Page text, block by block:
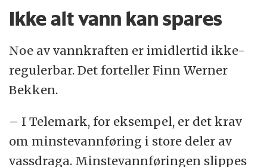
Ikke alt vann kan spares
Noe av vannkraften er imidlertid ikke-
regulerbar. Det forteller Finn Werner
Bekken.
– I Telemark, for eksempel, er det krav
om minstevannføring i store deler av
vassdraga. Minstevannføringen slippes